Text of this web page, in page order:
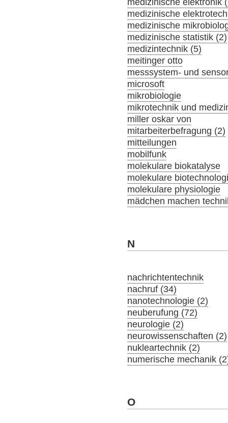
medizinische elektronik
medizinische
medizinische
medizinische statistik (2)
medizintechnik (5)
meitinger otto
messsystem- und
microsoft
mikrobiologie
mikrotechnik und
miller oskar von
mitarbeiterbefragung (2)
mitteilungen
mobilfunk
molekulare biokatalyse
molekulare
molekulare physiologie
mädchen machen
N
nachrichtentechnik
nachruf (34)
nanotechnologie (2)
neuberufung (72)
neurologie (2)
neurowissenschaften (2)
nukleartechnik (2)
numerische mechanik
O